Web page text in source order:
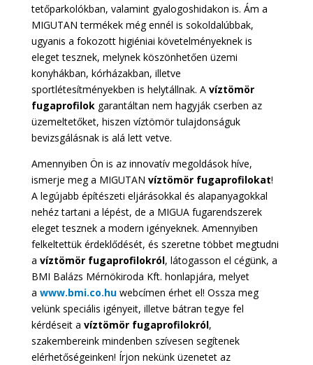
tetőparkolókban, valamint gyalogoshidakon is. Ám a
MIGUTAN termékek még ennél is sokoldalúbbak,
ugyanis a fokozott higiéniai követelményeknek is
eleget tesznek, melynek köszönhetően üzemi
konyhákban, kórházakban, illetve
sportlétesítményekben is helytállnak. A víztömör
fugaprofilokgarantáltan nem hagyják cserben az
üzemeltetőket, hiszen víztömör tulajdonságuk
bevizsgálásnak is alá lett vetve.
Amennyiben Ön is az innovatív megoldások híve,
ismerje meg a MIGUTAN víztömör fugaprofilokat!
A legújabb építészeti eljárásokkal és alapanyagokkal
nehéz tartani a lépést, de a MIGUA fugarendszerek
eleget tesznek a modern igényeknek. Amennyiben
felkeltettük érdeklődését, és szeretne többet megtudni
a víztömör fugaprofilokról, látogasson el cégünk, a
BMI Balázs Mérnökiroda Kft. honlapjára, melyet
a www.bmi.co.huwebcímen érhet el! Ossza meg
velünk speciális igényeit, illetve bátran tegye fel
kérdéseit a víztömör fugaprofilokról,
szakembereink mindenben szívesen segítenek
elérhetőségeinken! Írjon nekünk üzenetet az